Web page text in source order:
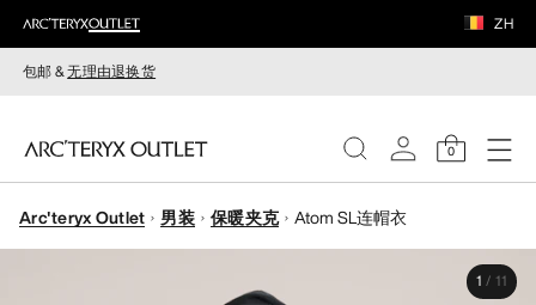
ZH
包邮 &无理由退换货
0
女装
Arc'teryx Outlet 男装 保暖夹克 Atom SL连帽衣
1 / 11